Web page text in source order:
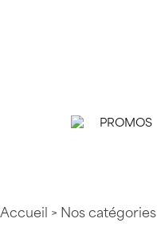
PROMOS
Accueil > Nos catégories